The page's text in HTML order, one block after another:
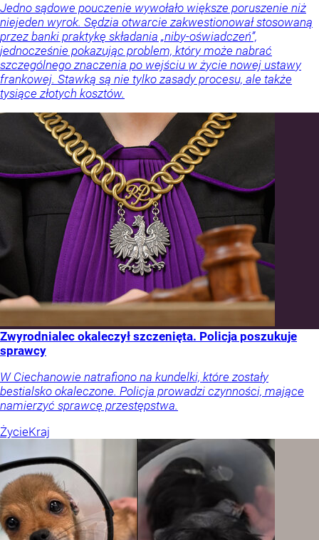
Jedno sądowe pouczenie wywołało większe poruszenie niż
niejeden wyrok. Sędzia otwarcie zakwestionował stosowaną
przez banki praktykę składania „niby-oświadczeń”,
jednocześnie pokazując problem, który może nabrać
szczególnego znaczenia po wejściu w życie nowej ustawy
frankowej. Stawką są nie tylko zasady procesu, ale także
tysiące złotych kosztów.
Zwyrodnialec okaleczył szczenięta. Policja poszukuje
sprawcy
W Ciechanowie natrafiono na kundelki, które zostały
bestialsko okaleczone. Policja prowadzi czynności, mające
namierzyć sprawcę przestępstwa.
ŻycieKraj